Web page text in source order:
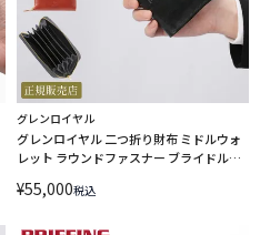
グレンロイヤル
グレンロイヤル 二つ折り財布 ミドルウォ
レット ラウンドファスナー ブライドルレ
¥55,000税込